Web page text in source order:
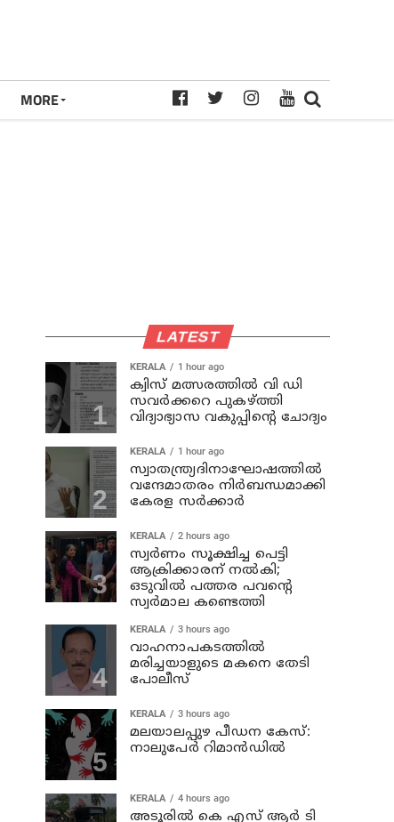
MORE
LATEST
KERALA 1 hour ago
ക്വിസ് മത്സരത്തില്‍ വി ഡി
സവര്‍ക്കറെ പുകഴ്ത്തി
വിദ്യാഭ്യാസ വകുപ്പിന്റെ ചോദ്യം
KERALA 1 hour ago
സ്വാതന്ത്ര്യദിനാഘോഷത്തില്‍
വന്ദേമാതരം നിര്‍ബന്ധമാക്കി
കേരള സര്‍ക്കാര്‍
KERALA 2 hours ago
സ്വര്‍ണം സൂക്ഷിച്ച പെട്ടി
ആക്രിക്കാരന് നല്‍കി;
ഒടുവില്‍ പത്തര പവന്റെ
സ്വര്‍മാല കണ്ടെത്തി
KERALA 3 hours ago
വാഹനാപകടത്തില്‍
മരിച്ചയാളുടെ മകനെ തേടി
പോലീസ്
KERALA 3 hours ago
മലയാലപ്പുഴ പീഡന കേസ്:
നാലുപേര്‍ റിമാന്‍ഡില്‍
KERALA 4 hours ago
അടൂരില്‍ കെ എസ് ആര്‍ ടി